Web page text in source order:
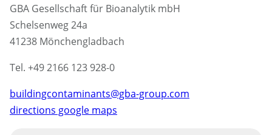
GBA Gesellschaft für Bioanalytik mbH
Schelsenweg 24a
41238 Mönchengladbach
Tel. +49 2166 123 928-0
buildingcontaminants@gba-group.com
directions google maps